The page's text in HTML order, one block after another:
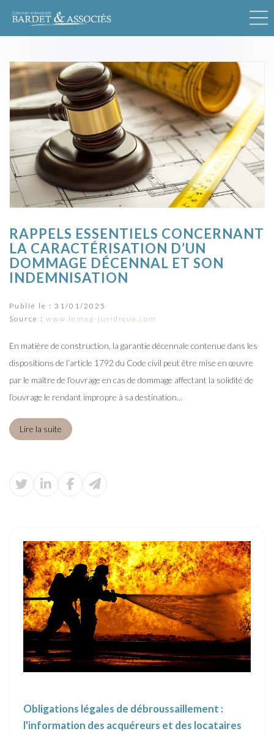
RAPPELS ESSENTIELS CONCERNANT
LA CARACTÉRISATION D’UN
DOMMAGE DÉCENNAL ET SON
INDEMNISATION
Publié le : 31/01/2025
Source : www.lemag-juridique.com
En matière de construction, la garantie décennale contenue dans les
dispositions de l’article 1792 du Code civil peut être mise en œuvre
par le maître de l’ouvrage en cas de dommage affectant la solidité de
l’ouvrage le rendant impropre à sa destination...
Lire la suite
Obligations légales de débroussaillement :
l'information des acquéreurs et des locataires